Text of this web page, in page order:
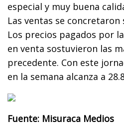
especial y muy buena
Las ventas se
Los precios pagados por
en venta sostuvieron las
precedente. Con este
en la semana alcanza a
Fuente: Misuraca Medios